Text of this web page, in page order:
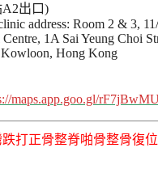
出口)
address: Room 2 & 3,
1A Sai Yeung Choi
Hong Kong
maps.app.goo.gl/
打正骨整脊啪骨整骨復